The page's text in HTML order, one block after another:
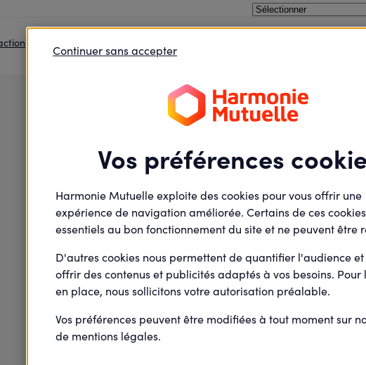
J'apprends les gestes qui sauvent - Valenciennes - Atelier 2
-
Présentiel
11 Place du Marché
59300 Valenciennes
Par
Animateur
agoras
6 / 15
14
Novembre
Vos préférences
Harmonie Mutuelle exploite des cookies pour vous offrir une
expérience de navigation améliorée. Certains de ces
essentiels au bon fonctionnement du site et ne peuvent être
D'autres cookies nous permettent de quantifier l'audience et
offrir des contenus et publicités adaptés à vos besoins. Pour
en place, nous sollicitons votre autorisation préalable.
Vos préférences peuvent être modifiées à tout moment sur
de mentions légales.
Continuer sans accepter